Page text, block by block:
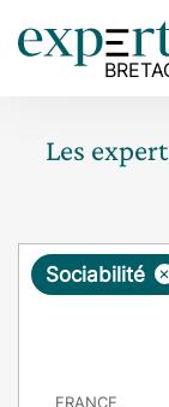
Les
R
×
Sociabilité